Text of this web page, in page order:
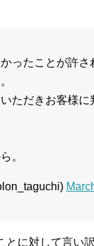
ったことが許さ
ただきお客様に
。
とに対して言い